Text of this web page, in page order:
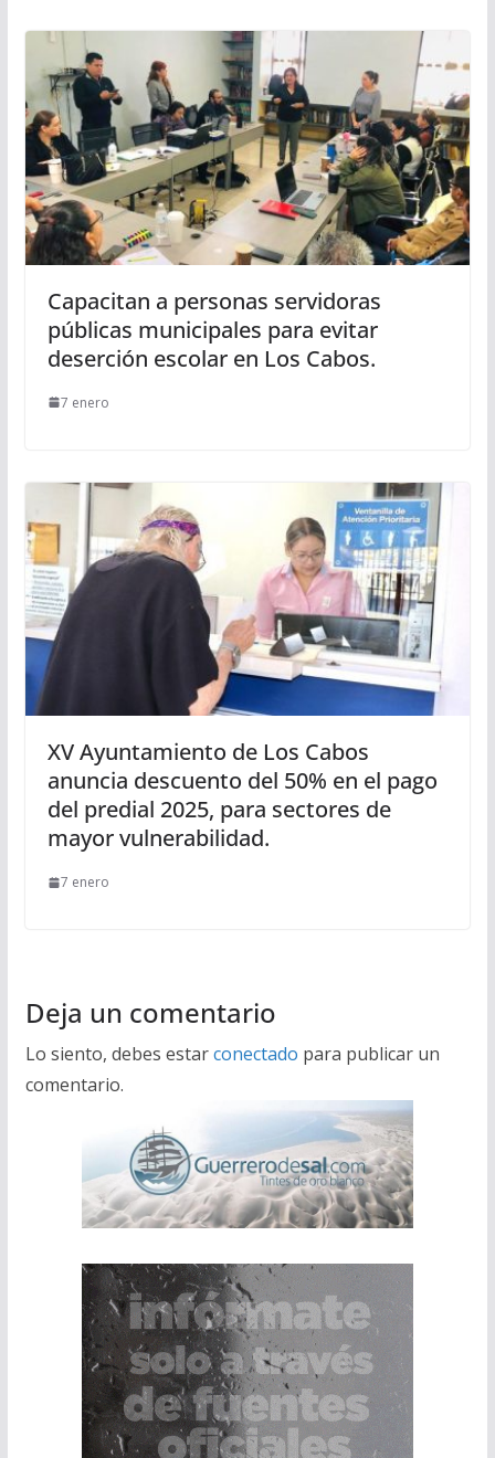
Capacitan a personas servidoras
públicas municipales para evitar
deserción escolar en Los Cabos.
7 enero
XV Ayuntamiento de Los Cabos
anuncia descuento del 50% en el pago
del predial 2025, para sectores de
mayor vulnerabilidad.
7 enero
Deja un comentario
Lo siento, debes estarconectado para publicar un
comentario.